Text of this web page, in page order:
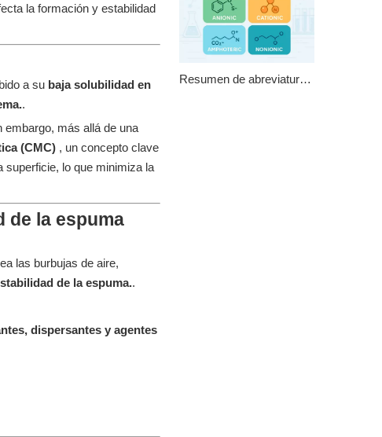
la formación y estabilidad
a su baja solubilidad en
.
embargo, más allá de una
(CMC) , un concepto clave
superficie, lo que minimiza la
de la espuma
las burbujas de aire,
de la espuma..
dispersantes y agentes
Resumen de abreviaturas comunes de tensioactivos